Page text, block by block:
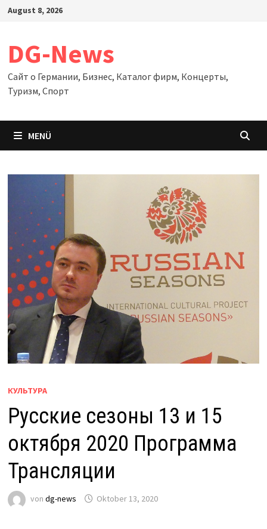
Zum
August 8, 2026
DG-News
Сайт о Германии, Бизнес, Каталог фирм, Концерты,
Туризм, Спорт
MENÜ
КУЛЬТУРА
Русские сезоны 13 и 15
октября 2020 Программа
Трансляции
von dg-news Oktober 13, 2020